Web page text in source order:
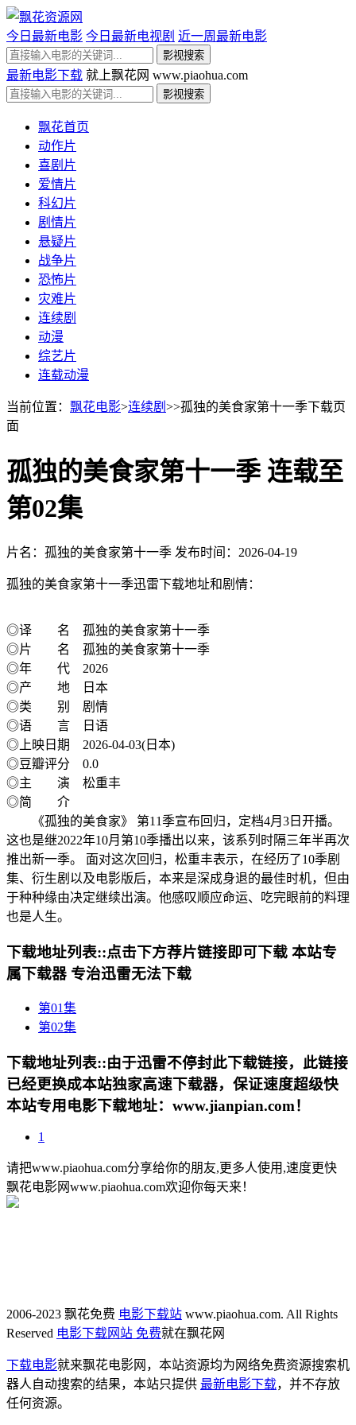
今日最新电影 今日最新电视剧 近一周最新电影
最新电影下载 就上飘花网 www.piaohua.com
飘花首页
动作片
喜剧片
爱情片
科幻片
剧情片
悬疑片
战争片
恐怖片
灾难片
连续剧
动漫
综艺片
连载动漫
当前位置： 飘花电影>连续剧 >>孤独的美食家第十一季下载页
面
孤独的美食家第十一季 连载至
第02集
片名：孤独的美食家第十一季 发布时间：2026-04-19
孤独的美食家第十一季迅雷下载地址和剧情：
◎译 名 孤独的美食家第十一季
◎片 名 孤独的美食家第十一季
◎年 代 2026
◎产 地 日本
◎类 别 剧情
◎语 言 日语
◎上映日期 2026-04-03(日本)
◎豆瓣评分 0.0
◎主 演 松重丰
◎简 介
《孤独的美食家》 第11季宣布回归，定档4月3日开播。
这也是继2022年10月第10季播出以来，该系列时隔三年半再次
推出新一季。 面对这次回归，松重丰表示，在经历了10季剧
集、衍生剧以及电影版后，本来是深成身退的最佳时机，但由
于种种缘由决定继续出演。他感叹顺应命运、吃完眼前的料理
也是人生。
下载地址列表::点击下方荐片链接即可下载 本站专
属下载器 专治迅雷无法下载
第01集
第02集
下载地址列表::由于迅雷不停封此下载链接，此链接
已经更换成本站独家高速下载器，保证速度超级快
本站专用电影下载地址：www.jianpian.com！
1
请把www.piaohua.com分享给你的朋友,更多人使用,速度更快
飘花电影网www.piaohua.com欢迎你每天来！
2006-2023 飘花免费 电影下载站 www.piaohua.com. All Rights
Reserved 电影下载网站 免费就在飘花网
下载电影就来飘花电影网，本站资源均为网络免费资源搜索机
器人自动搜索的结果，本站只提供 最新电影下载，并不存放
任何资源。